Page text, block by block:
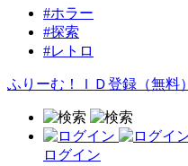
#ホラー
#探索
#レトロ
ふりーむ！ＩＤ登録（無料）
ログイン